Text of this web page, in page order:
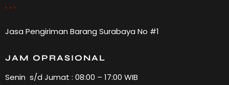
Jasa Pengiriman Barang Surabaya No #1
JAM OPRASIONAL
Senin s/d Jumat : 08:00 – 17:00 WIB